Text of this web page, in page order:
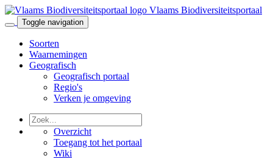
Vlaams Biodiversiteitsportaal
Toggle navigation
Soorten
Waarnemingen
Geografisch
Geografisch portaal
Regio's
Verken je omgeving
Overzicht
Toegang tot het portaal
Wiki